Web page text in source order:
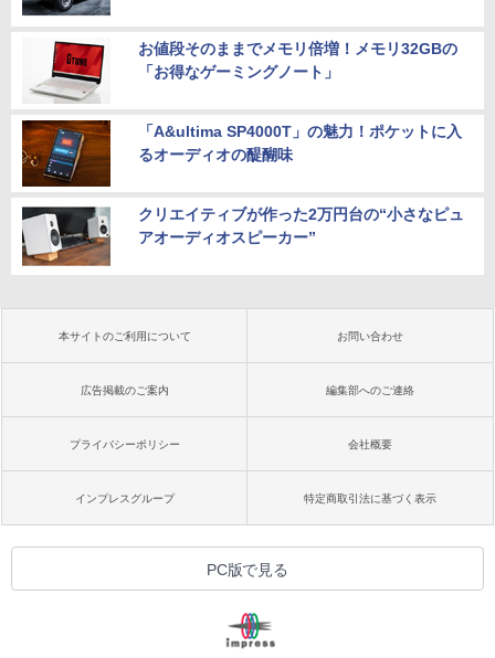
お値段そのままでメモリ倍増！メモリ32GBの
「お得なゲーミングノート」
「A&ultima SP4000T」の魅力！ポケットに入
るオーディオの醍醐味
クリエイティブが作った2万円台の“小さなピュ
アオーディオスピーカー”
本サイトのご利用について お問い合わせ
広告掲載のご案内 編集部へのご連絡
プライバシーポリシー 会社概要
インプレスグループ 特定商取引法に基づく表示
PC版で見る